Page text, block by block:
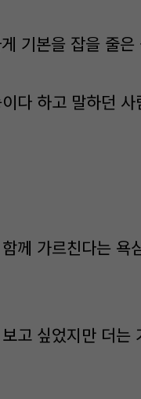
기본을 잡을 줄은
다 하고 말하던
께 가르친다는 욕
고 싶었지만 더는